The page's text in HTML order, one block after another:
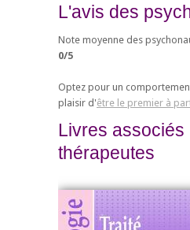
L'avis des
Note moyenne des
0/5
Optez pour un
plaisir d'être le premier à
Livres associés
thérapeutes